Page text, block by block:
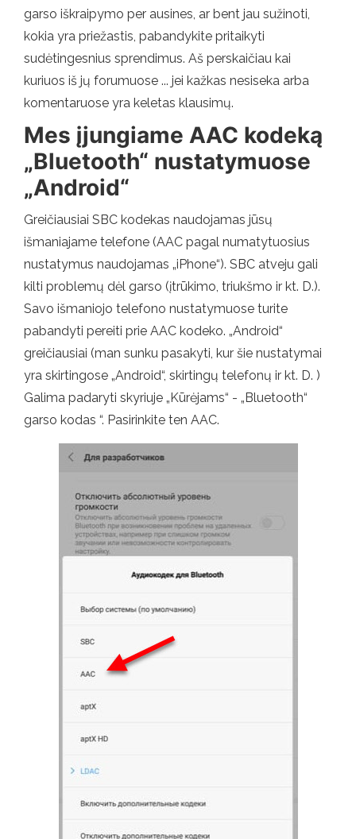
garso iškraipymo per ausines, ar bent jau sužinoti,
kokia yra priežastis, pabandykite pritaikyti
sudėtingesnius sprendimus. Aš perskaičiau kai
kuriuos iš jų forumuose ... jei kažkas nesiseka arba
komentaruose yra keletas klausimų.
Mes įjungiame AAC kodeką
„Bluetooth“ nustatymuose
„Android“
Greičiausiai SBC kodekas naudojamas jūsų
išmaniajame telefone (AAC pagal numatytuosius
nustatymus naudojamas „iPhone“). SBC atveju gali
kilti problemų dėl garso (įtrūkimo, triukšmo ir kt. D.).
Savo išmaniojo telefono nustatymuose turite
pabandyti pereiti prie AAC kodeko. „Android“
greičiausiai (man sunku pasakyti, kur šie nustatymai
yra skirtingose ​​„Android“, skirtingų telefonų ir kt. D. )
Galima padaryti skyriuje „Kūrėjams“ - „Bluetooth“
garso kodas “. Pasirinkite ten AAC.